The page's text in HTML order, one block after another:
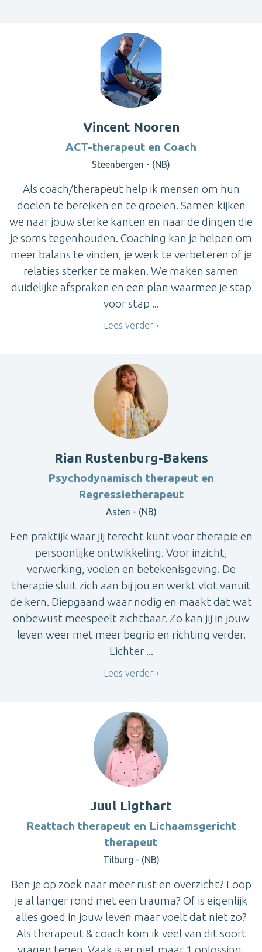
Vincent Nooren
ACT-therapeut en Coach
Steenbergen - (NB)
Als coach/therapeut help ik mensen om hun
doelen te bereiken en te groeien. Samen kijken
we naar jouw sterke kanten en naar de dingen die
je soms tegenhouden. Coaching kan je helpen om
meer balans te vinden, je werk te verbeteren of je
relaties sterker te maken. We maken samen
duidelijke afspraken en een plan waarmee je stap
voor stap ...
Lees verder
Rian Rustenburg-Bakens
Psychodynamisch therapeut en
Regressietherapeut
Asten - (NB)
Een praktijk waar jij terecht kunt voor therapie en
persoonlijke ontwikkeling. Voor inzicht,
verwerking, voelen en betekenisgeving. De
therapie sluit zich aan bij jou en werkt vlot vanuit
de kern. Diepgaand waar nodig en maakt dat wat
onbewust meespeelt zichtbaar. Zo kan jij in jouw
leven weer met meer begrip en richting verder.
Lichter ...
Lees verder
Juul Ligthart
Reattach therapeut en Lichaamsgericht
therapeut
Tilburg - (NB)
Ben je op zoek naar meer rust en overzicht? Loop
je al langer rond met een trauma? Of is eigenlijk
alles goed in jouw leven maar voelt dat niet zo?
Als therapeut & coach kom ik veel van dit soort